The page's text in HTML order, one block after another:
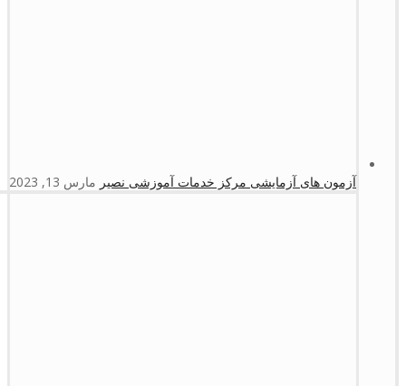
آزمون های آزمایشی مرکز خدمات آموزشی نصیر مارس 13, 2023